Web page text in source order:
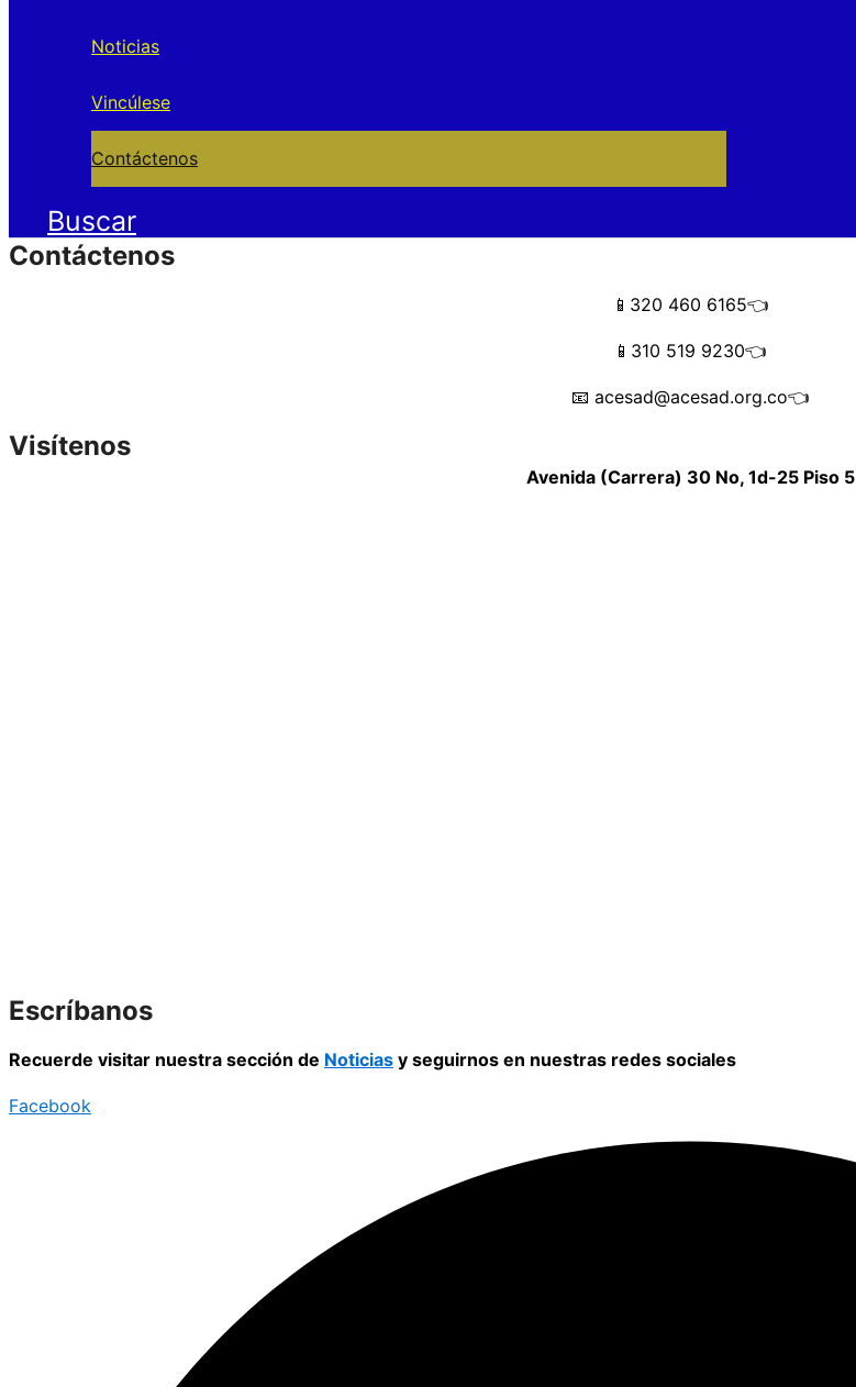
Noticias
Vincúlese
Contáctenos
Buscar
Contáctenos
📱320 460 6165👈
📱310 519 9230👈
📧 acesad@acesad.org.co👈
Visítenos
Avenida (Carrera) 30 No, 1d-25 Piso 5
Escríbanos
Recuerde visitar nuestra sección de Noticias y seguirnos en nuestras redes sociales
Facebook